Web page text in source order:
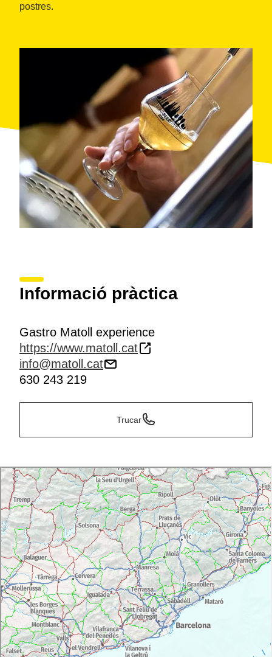
postres.
Informació pràctica
Gastro Matoll experience
https://www.matoll.cat
info@matoll.cat
630 243 219
Trucar